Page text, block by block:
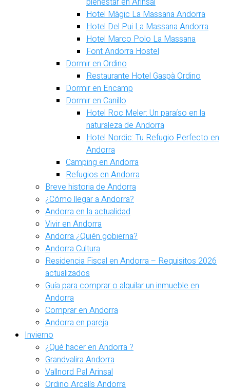
Hotel Màgic La Massana Andorra
Hotel Del Pui La Massana Andorra
Hotel Marco Polo La Massana
Font Andorra Hostel
Dormir en Ordino
Restaurante Hotel Gaspà Ordino
Dormir en Encamp
Dormir en Canillo
Hotel Roc Meler: Un paraíso en la
naturaleza de Andorra
Hotel Nordic: Tu Refugio Perfecto en
Andorra
Camping en Andorra
Refugios en Andorra
Breve historia de Andorra
¿Cómo llegar a Andorra?
Andorra en la actualidad
Vivir en Andorra
Andorra ¿Quién gobierna?
Andorra Cultura
Residencia Fiscal en Andorra – Requisitos 2026
actualizados
Guía para comprar o alquilar un inmueble en
Andorra
Comprar en Andorra
Andorra en pareja
Invierno
¿Qué hacer en Andorra ?
Grandvalira Andorra
Vallnord Pal Arinsal
Ordino Arcalís Andorra